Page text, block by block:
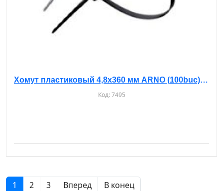
Хомут пластиковый 4,8х360 мм ARNO (100buc), белые
Код:7495
1 2 3 Вперед В конец